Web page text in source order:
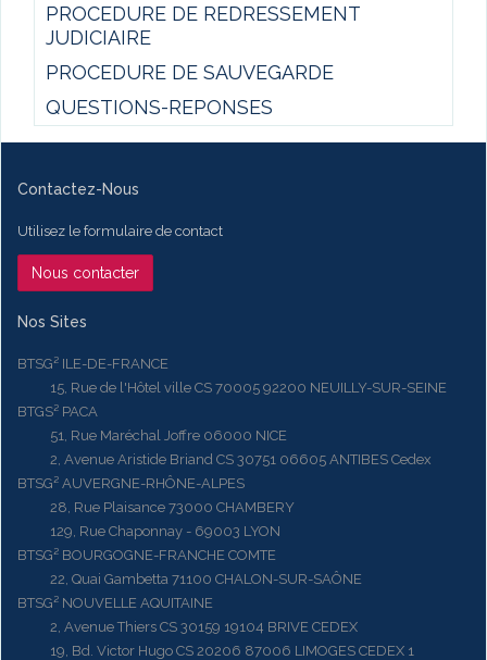
PROCEDURE DE REDRESSEMENT
JUDICIAIRE
PROCEDURE DE SAUVEGARDE
QUESTIONS-REPONSES
Contactez-Nous
Utilisez le formulaire de contact
Nous contacter
Nos Sites
BTSG² ILE-DE-FRANCE
15, Rue de l'Hôtel ville CS 70005 92200 NEUILLY-SUR-SEINE
BTGS² PACA
51, Rue Maréchal Joffre 06000 NICE
2, Avenue Aristide Briand CS 30751 06605 ANTIBES Cedex
BTSG² AUVERGNE-RHÔNE-ALPES
28, Rue Plaisance 73000 CHAMBERY
129, Rue Chaponnay - 69003 LYON
BTSG² BOURGOGNE-FRANCHE COMTE
22, Quai Gambetta 71100 CHALON-SUR-SAÔNE
BTSG² NOUVELLE AQUITAINE
2, Avenue Thiers CS 30159 19104 BRIVE CEDEX
19, Bd. Victor Hugo CS 20206 87006 LIMOGES CEDEX 1